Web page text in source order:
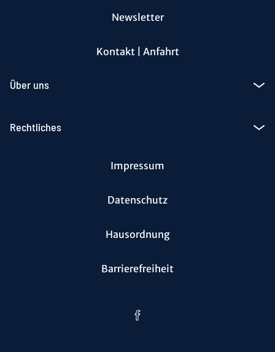
Newsletter
Kontakt | Anfahrt
Über uns
Rechtliches
Impressum
Datenschutz
Hausordnung
Barrierefreiheit